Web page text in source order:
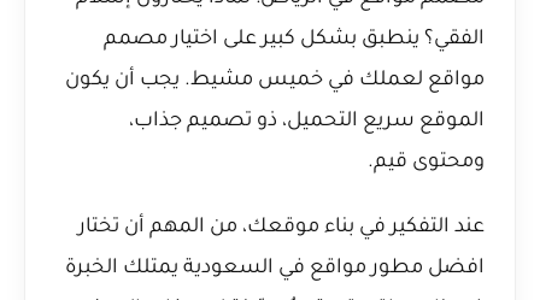
الفقي؟ ينطبق بشكل كبير على اختيار مصمم
مواقع لعملك في خميس مشيط. يجب أن يكون
الموقع سريع التحميل، ذو تصميم جذاب،
ومحتوى قيم.
عند التفكير في بناء موقعك، من المهم أن تختار
افضل مطور مواقع في السعودية يمتلك الخبرة